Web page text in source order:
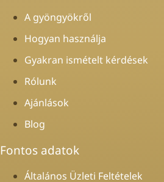
A gyöngyökről
Hogyan használja
Gyakran ismételt kérdések
Rólunk
Ajánlások
Blog
Fontos adatok
Általános Üzleti Feltételek